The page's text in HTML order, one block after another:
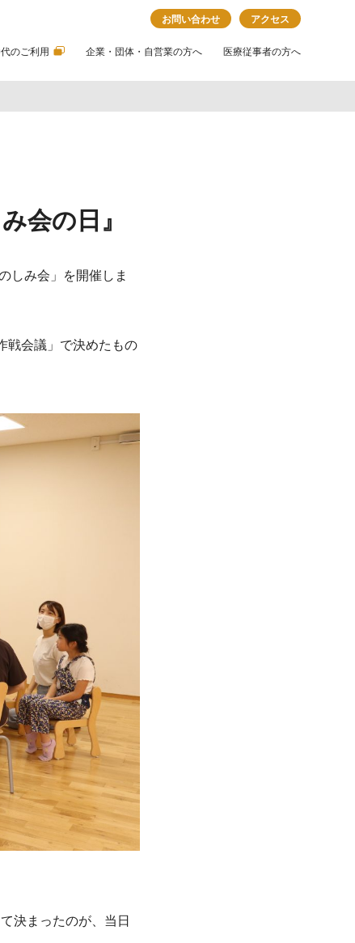
のご利用 企業・団体・自営業の方へ 医療従事者の方へ
お問い合わせ アクセス
会の日』
しみ会」を開催しま
戦会議」で決めたもの
決まったのが、当日